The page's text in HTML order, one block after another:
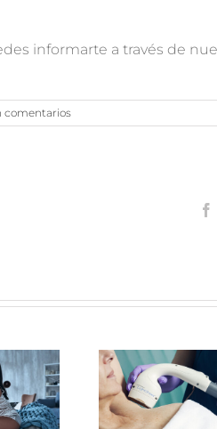
informarte a través de
comentarios